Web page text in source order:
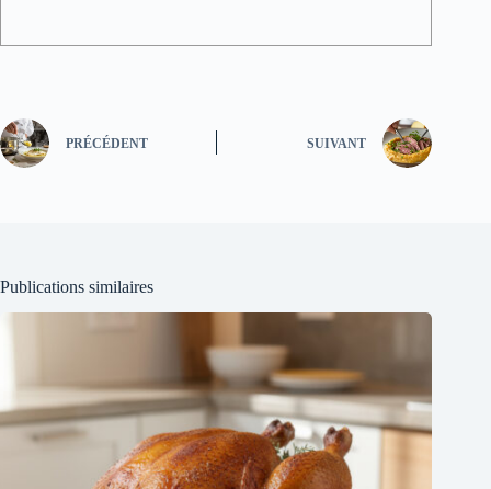
PRÉCÉDENT SUIVANT
Publications similaires